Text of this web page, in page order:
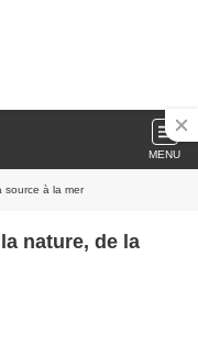
MENU
source à la mer
nature, de la